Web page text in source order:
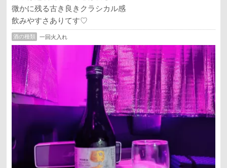
微かに残る古き良きクラシカル感
飲みやすさありてす♡
酒の種類 一回火入れ